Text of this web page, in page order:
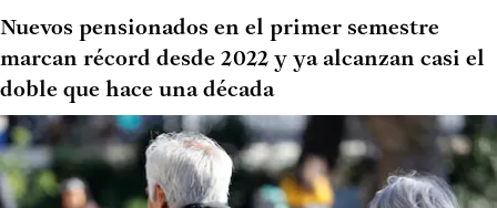
Nuevos pensionados en el primer semestre
marcan récord desde 2022 y ya alcanzan casi el
doble que hace una década